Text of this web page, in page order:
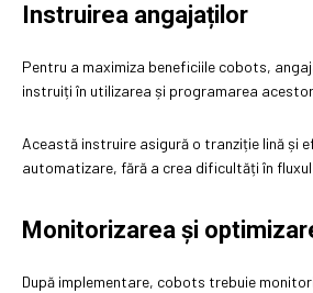
Instruirea angajaților
Pentru a maximiza beneficiile cobots,
instruiți în utilizarea și programarea
Această instruire asigură o tranziție lină și
automatizare, fără a crea dificultăți în fluxul
Monitorizarea și
După implementare, cobots trebuie